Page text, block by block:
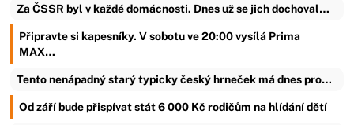
Za ČSSR byl v každé domácnosti. Dnes už se jich dochoval…
Připravte si kapesníky. V sobotu ve 20:00 vysílá Prima
MAX…
Tento nenápadný starý typicky český hrneček má dnes pro…
Od září bude přispívat stát 6 000 Kč rodičům na hlídání dětí